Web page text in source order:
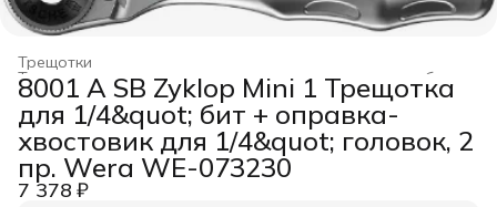
Трещотки
Трещотки, принадлежности для торцевых головок и бит
Головки торцевые, трещотки и аксессуары ›
WERA ›
Главная ›
8001 A SB Zyklop Mini 1 Трещотка
для 1/4&quot; бит + оправка-
хвостовик для 1/4&quot; головок, 2
пр. Wera WE-073230
7 378 ₽